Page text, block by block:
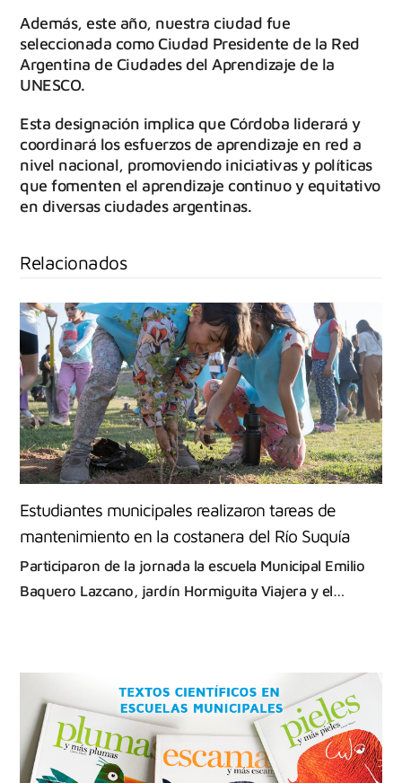
Además, este año, nuestra ciudad fue
seleccionada como Ciudad Presidente de la Red
Argentina de Ciudades del Aprendizaje de la
UNESCO.
Esta designación implica que Córdoba liderará y
coordinará los esfuerzos de aprendizaje en red a
nivel nacional, promoviendo iniciativas y políticas
que fomenten el aprendizaje continuo y equitativo
en diversas ciudades argentinas.
Relacionados
Estudiantes municipales realizaron tareas de
mantenimiento en la costanera del Río Suquía
Participaron de la jornada la escuela Municipal Emilio
Baquero Lazcano, jardín Hormiguita Viajera y el…